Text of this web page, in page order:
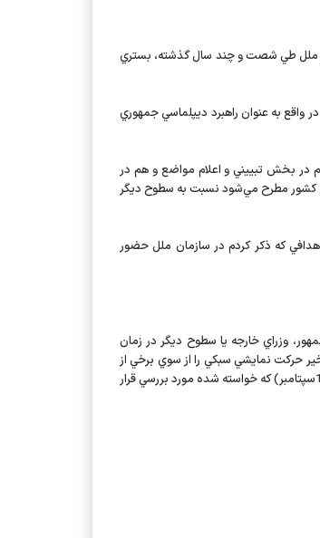
ملل طي شصت و چند سال گذشته، بستري
واقع به عنوان راهبرد ديپلماسي جمهوري
در بخش تبييني و اعلام مواضع و هم در
كشور مطرح مي‌شود نسبت به سطوح ديگر
كه ذكر كردم در سازمان ملل حضور
توسط برخي هيئت‌ها، با اشاره به حضور قريب 160 كشور در سطح روساي جمهور، وزراي خارجه يا سطوح ديگر در زمان
حركت نمايشي سبكي را از سوي برخي از
هيئت‌هاي اروپايي شاهد بوديم. يك زمان به بهانه طرح بحث رژيم صهيونيستي، يك زمان به بهانه‌هاي ديگر و امسال هم به بهانه سؤال كاملا منطقي نسبت به حادثه‌اي (11سپتامبر) كه خواسته شده مورد بررسي قرار